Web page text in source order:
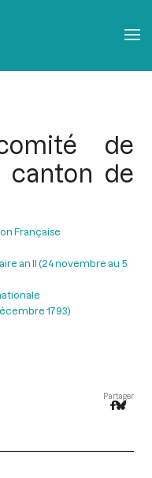
de
canton de
Française
an II (24 novembre au 5
1793)
Partager